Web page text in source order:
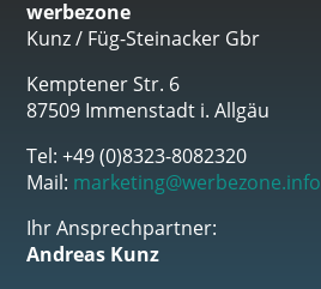
werbezone
Kunz / Füg-Steinacker Gbr
Kemptener Str. 6
87509 Immenstadt i. Allgäu
Tel: +49 (0)8323-8082320
Mail: marketing@werbezone.info
Ihr Ansprechpartner:
Andreas Kunz